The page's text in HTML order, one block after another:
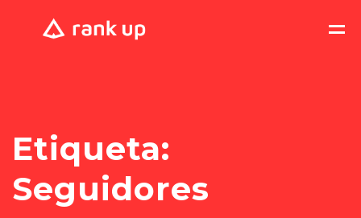
Etiqueta:
Seguidores